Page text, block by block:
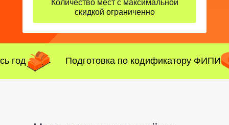
Количество мест с максимальной
скидкой ограниченно
год Подготовка по кодификатору ФИПИ